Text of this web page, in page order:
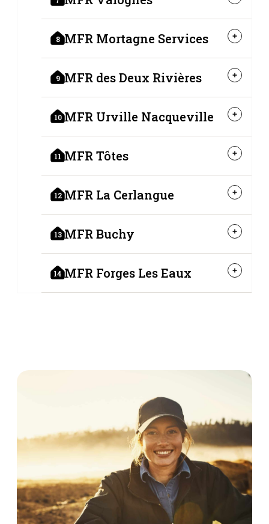
8 MFR Mortagne Services
9 MFR des Deux Rivières
10 MFR Urville Nacqueville
11 MFR Tôtes
12 MFR La Cerlangue
13 MFR Buchy
14 MFR Forges Les Eaux